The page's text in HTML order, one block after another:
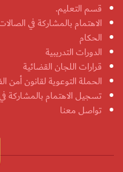
قسم التعليم.
الاهتمام بالمشاركة في
الحكام
الدورات التدريبية
قرارات اللجان القضائية
الحملة التوعوية لقانون أمن
تسجيل الاهتمام بالمشاركة
تواصل معنا